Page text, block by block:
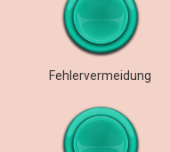
Fehlervermeidung